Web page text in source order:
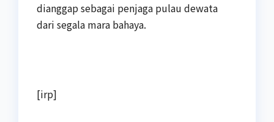
dianggap sebagai penjaga pulau dewata
dari segala mara bahaya.
[irp]